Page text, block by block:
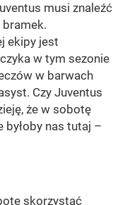
musi znaleźć
ekipy jest
w tym sezonie
w barwach
Czy Juventus
że w sobotę
byłoby nas tutaj –
skorzystać